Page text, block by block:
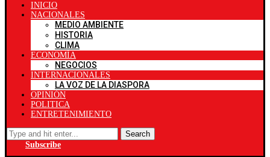
INICIO
NACIONALES
MEDIO AMBIENTE
HISTORIA
CLIMA
ECONOMÍA
NEGOCIOS
INTERNACIONALES
LA VOZ DE LA DIASPORA
OPINIÓN
POLITICA
ENTRETENIMIENTO
Search
Subscribe